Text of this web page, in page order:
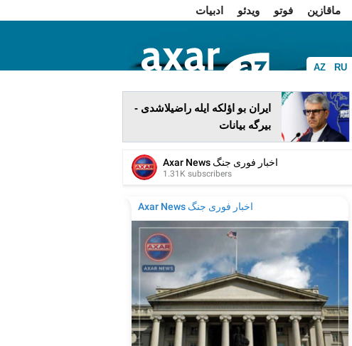
ماقازین فوتو ویدئو
ادبیات
AZ RU
فا
ایران بو اؤلکه ایله راضیلاشدی -
بیرگه بیانات